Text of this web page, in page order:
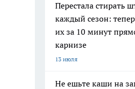
Перестала стирать
каждый сезон:
их за 10 минут
карнизе
13 июля
Не ешьте каши на